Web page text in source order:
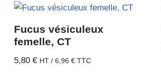
Fucus vésiculeux
femelle, CT
5,80€ HT /6,96€ TTC